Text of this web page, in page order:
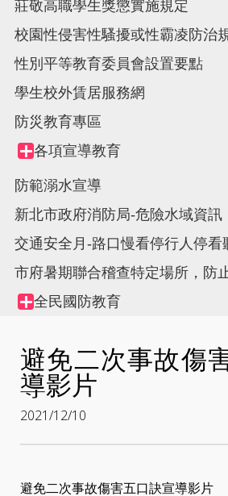
莊敬高職學生獎懲實施規定
校園性侵害性騷擾或性霸凌防治
性別平等教育委員會設置要點
學生校外賃居服務網
防災教育專區
Collapse
node
各項宣導教育
防範溺水宣導
新北市政府消防局-危險水域資訊
交通安全月-路口慢看停行人停看
市府暑期聯合稽查特定場所，防
Collapse
全民國防教育
避免二次事故傷
導影片
2021/12/10
避免二次事故傷害五口訣宣導影片